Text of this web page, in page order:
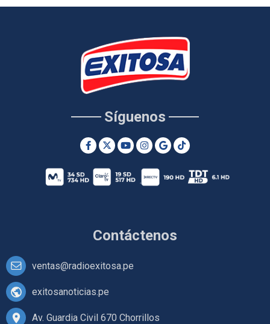
Contáctenos
ventas@radioexitosa.pe
exitosanoticias.pe
Av. Guardia Civil 670 Chorrillos
Síguenos